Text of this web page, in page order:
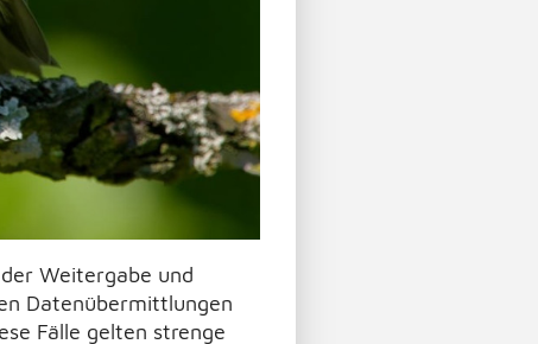
Weitergabe und
Datenübermittlungen
Fälle gelten strenge